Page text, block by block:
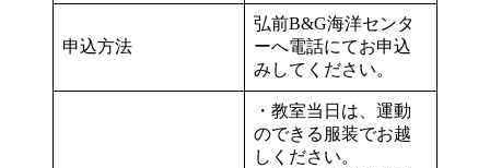
申込方法
弘前B&G海洋センタ
ーへ電話にてお申込
みしてください。
・教室当日は、運動
のできる服装でお越
しください。